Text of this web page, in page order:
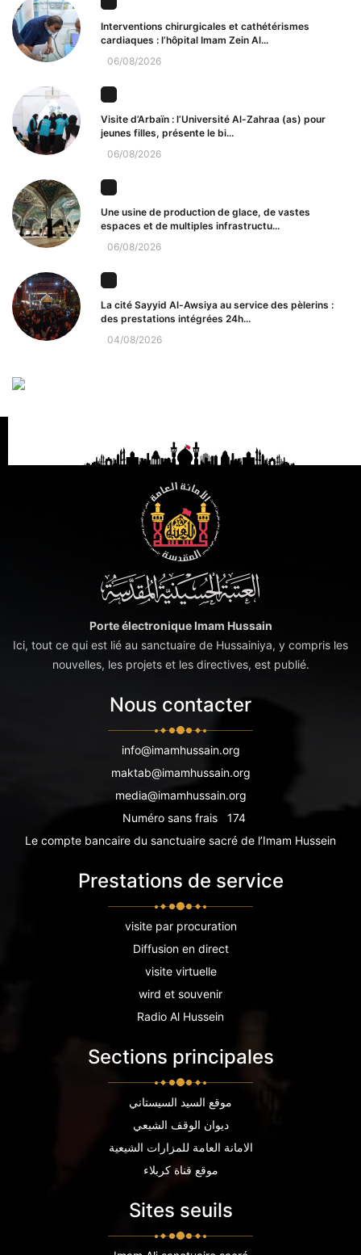
Interventions chirurgicales et cathétérismes
cardiaques : l’hôpital Imam Zein Al...
06/08/2026
Visite d’Arbaïn : l’Université Al-Zahraa (as) pour
jeunes filles, présente le bi...
06/08/2026
Une usine de production de glace, de vastes
espaces et de multiples infrastructu...
06/08/2026
La cité Sayyid Al-Awsiya au service des pèlerins :
des prestations intégrées 24h...
04/08/2026
Porte électronique Imam Hussain
Ici, tout ce qui est lié au sanctuaire de Hussainiya, y compris les
nouvelles, les projets et les directives, est publié.
Nous contacter
info@imamhussain.org
maktab@imamhussain.org
media@imamhussain.org
Numéro sans frais
174
Le compte bancaire du sanctuaire sacré de l’Imam Hussein
Prestations de service
visite par procuration
Diffusion en direct
visite virtuelle
wird et souvenir
Radio Al Hussein
Sections principales
موقع السيد السيستاني
ديوان الوقف الشيعي
الامانة العامة للمزارات الشيعية
موقع قناة كربلاء
Sites seuils